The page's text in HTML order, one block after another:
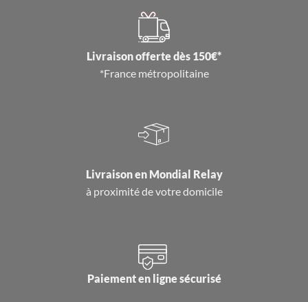
Livraison offerte dès 150€*
*France métropolitaine
Livraison en Mondial Relay
à proximité de votre domicile
Paiement en ligne sécurisé